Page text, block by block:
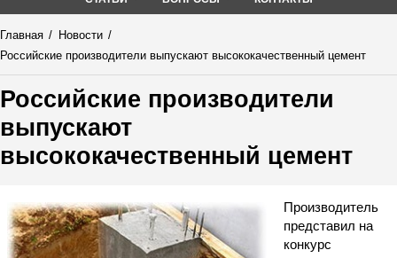
Главная / Новости /
Российские производители выпускают высококачественный цемент
Российские производители
выпускают
высококачественный цемент
Производитель
представил на
конкурс